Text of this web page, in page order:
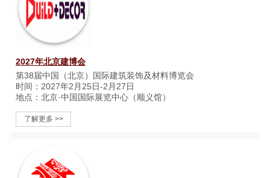
2027年北京建博会
第38届中国（北京）国际建筑装饰及材料博览会
时间：2027年2月25日-2月27日
地点：北京·中国国际展览中心（顺义馆）
了解更多 >>